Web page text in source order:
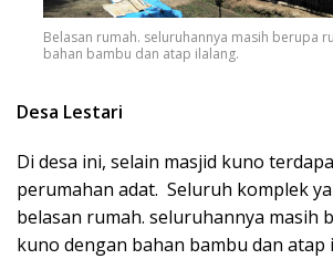
Belasan rumah. seluruhannya masih berupa
bahan bambu dan atap ilalang.
Desa Lestari
Di desa ini, selain masjid kuno
perumahan adat. Seluruh komplek
belasan rumah. seluruhannya masih
kuno dengan bahan bambu dan atap